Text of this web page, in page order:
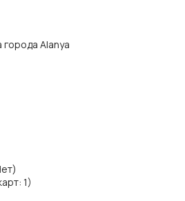
города Alanya
1)